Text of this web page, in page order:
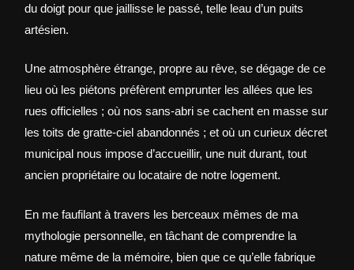
du doigt pour que jaillisse le passé, telle leau d’un puits
artésien.
Une atmosphère étrange, propre au rêve, se dégage de ce
lieu où les piétons préfèrent emprunter les allées que les
rues officielles ; où nos sans-abri se cachent en masse sur
les toits de gratte-ciel abandonnés ; et où un curieux décret
municipal nous impose d’accueillir, une nuit durant, tout
ancien propriétaire ou locataire de notre logement.
En me faufilant à travers les berceaux mêmes de ma
mythologie personnelle, en tâchant de comprendre la
nature même de la mémoire, bien que ce qu’elle fabrique